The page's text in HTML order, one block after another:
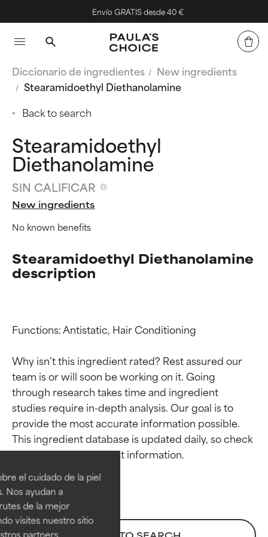
el cuidado de la piel
Nos ayudan a
de la mejor
visites nuestro sitio
partners,
Envío GRATIS desde 40 €
Diccionario de ingredientes
New ingredients
Stearamidoethyl Diethanolamine
Back to search
Stearamidoethyl
Diethanolamine
SIN CALIFICAR
New ingredients
No known benefits
Stearamidoethyl Diethanolamine
description
Functions: Antistatic, Hair Conditioning
Why isn’t this ingredient rated? Rest assured our
team is or will soon be working on it. Going
through research takes time and ingredient
studies require in-depth analysis. Our goal is to
provide the most accurate information possible.
This ingredient database is updated daily, so check
Calificaciones de
ingredientes
EXCELENTE
Ingrediente sobresaliente con
beneficios reales para la piel. Su
eficacia está demostrada y
Calificaciones de
ingredientes
EXCELENTE
Ingrediente sobresaliente con
beneficios reales para la piel. Su
eficacia está demostrada y